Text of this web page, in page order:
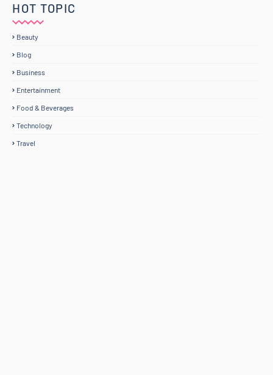
HOT TOPIC
Beauty
Blog
Business
Entertainment
Food & Beverages
Technology
Travel